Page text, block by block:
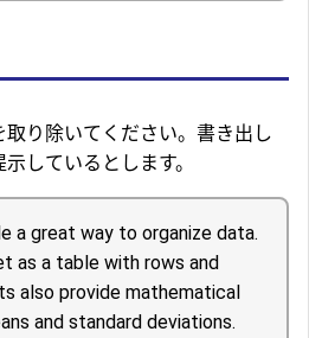
り除いてください。書き出し
しているとします。
a great way to organize data.
as a table with rows and
also provide mathematical
and standard deviations.